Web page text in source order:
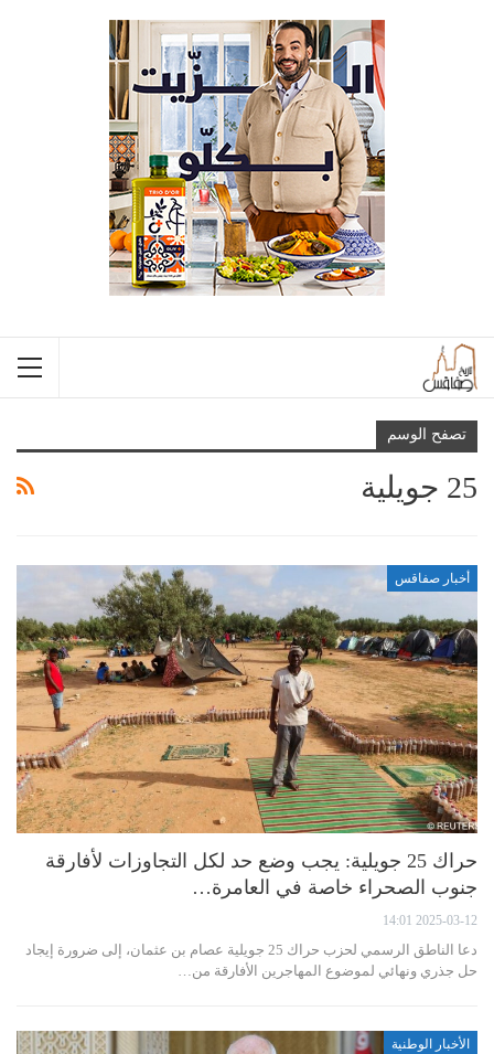
تصفح الوسم
25 جويلية
أخبار صفاقس
حراك 25 جويلية: يجب وضع حد لكل التجاوزات لأفارقة
جنوب الصحراء خاصة في العامرة…
2025-03-12 14:01
دعا الناطق الرسمي لحزب حراك 25 جويلية عصام بن عثمان، إلى ضرورة إيجاد
حل جذري ونهائي لموضوع المهاجرين الأفارقة من…
الأخبار الوطنية